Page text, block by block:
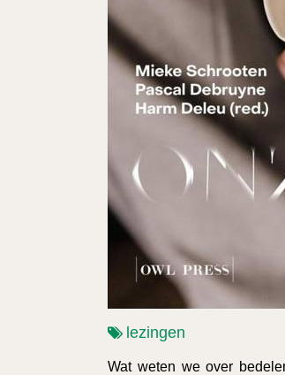
lezingen
Wat weten we over